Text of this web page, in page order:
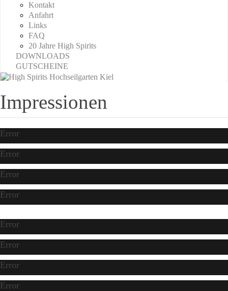
Kontakt
Anfahrt
Links
FAQ
20 Jahre High Spirits
DOWNLOADS
GUTSCHEINE
Impressionen
Error
Error
Error
Error
Error
Error
Error
Error